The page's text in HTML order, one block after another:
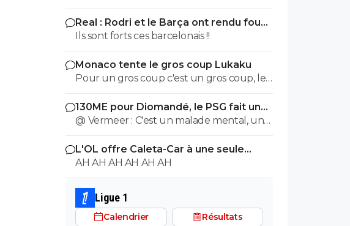
Real : Rodri et le Barça ont rendu fou
José Mourinho
Ils sont forts ces barcelonais !!
Monaco tente le gros coup Lukaku
Pour un gros coup c'est un gros coup, le
mec c'est un Sumotori !
130ME pour Diomandé, le PSG fait une
nouvelle offre
@ Vermeer : C'est un malade mental, un
cas très très grave. Beaucoup plus grave
que l'autre porc sur maxi.
L'OL offre Caleta-Car à une seule
condition
AH AH AH AH AH AH
Ligue 1
Calendrier Résultats